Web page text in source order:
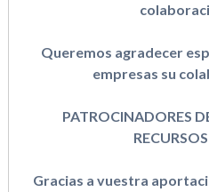
Queremos agradecer
empresas su
PATROCINADORES
Gracias a vuestra